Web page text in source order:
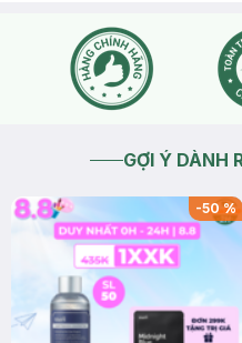
nhau. Bạn vui lòng ghé
được nhân viên tư vấn cụ
2026-02-22Thích
GỢI Ý DÀNH
-50%